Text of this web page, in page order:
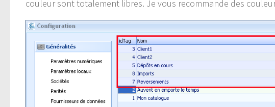
couleur sont totalement libres. Je vous recommande des